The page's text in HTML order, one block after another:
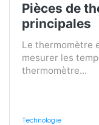
Pièces de
principales
Le thermomètre
mesurer les
thermomètre...
Technologie